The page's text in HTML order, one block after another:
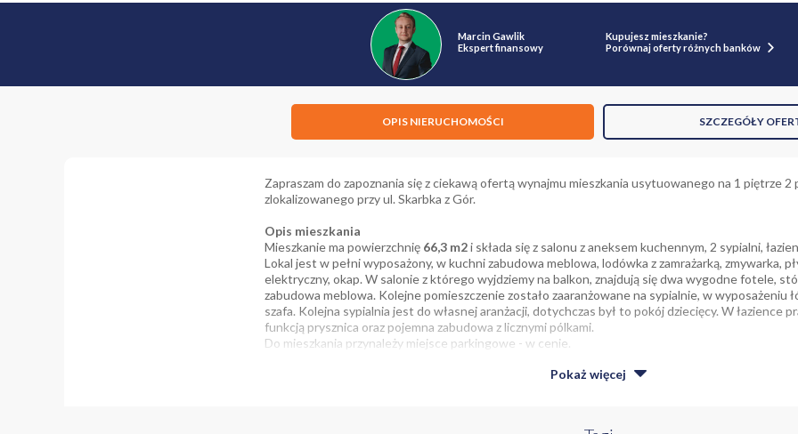
Marcin Gawlik
Ekspert finansowy
Kupujesz mieszkanie?
Porównaj oferty różnych banków
OPIS NIERUCHOMOŚCI SZCZEGÓŁY
Zapraszam do zapoznania się z ciekawą ofertą wynajmu mieszkania usytuowanego na 1 piętrze
zlokalizowanego przy ul. Skarbka z Gór.
Opis mieszkania
Mieszkanie ma powierzchnię 66,3 m2i składa się z salonu z aneksem kuchennym, 2 sypialni,
Lokal jest w pełni wyposażony, w kuchni zabudowa meblowa, lodówka z zamrażarką, zmywarka,
elektryczny, okap. W salonie z którego wyjdziemy na balkon, znajdują się dwa wygodne fotele,
zabudowa meblowa. Kolejne pomieszczenie zostało zaaranżowane na sypialnie, w wyposażeniu
szafa. Kolejna sypialnia jest do własnej aranżacji, dotychczas był to pokój dziecięcy. W łazience
funkcją prysznica oraz pojemna zabudowa z licznymi pólkami.
Do mieszkania przynależy miejsce parkingowe - w cenie.
Pokaż więcej